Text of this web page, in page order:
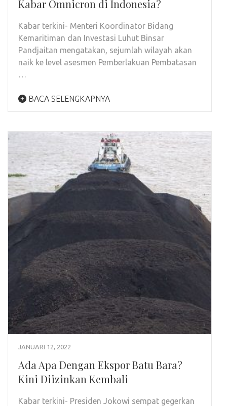
Kabar Omnicron di Indonesia?
Kabar terkini- Menteri Koordinator Bidang
Kemaritiman dan Investasi Luhut Binsar
Pandjaitan mengatakan, sejumlah wilayah akan
naik ke level asesmen Pemberlakuan Pembatasan
…
BACA SELENGKAPNYA
JANUARI 12, 2022
Ada Apa Dengan Ekspor Batu Bara?
Kini Diizinkan Kembali
Kabar terkini- Presiden Jokowi sempat gegerkan